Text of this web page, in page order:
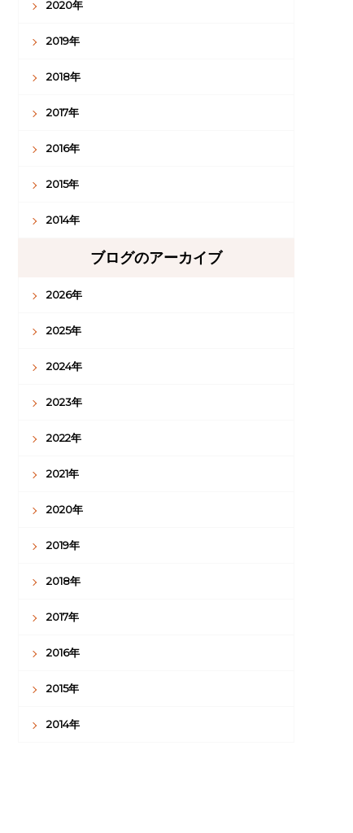
2020年
2019年
2018年
2017年
2016年
2015年
2014年
ブログのアーカイブ
2026年
2025年
2024年
2023年
2022年
2021年
2020年
2019年
2018年
2017年
2016年
2015年
2014年